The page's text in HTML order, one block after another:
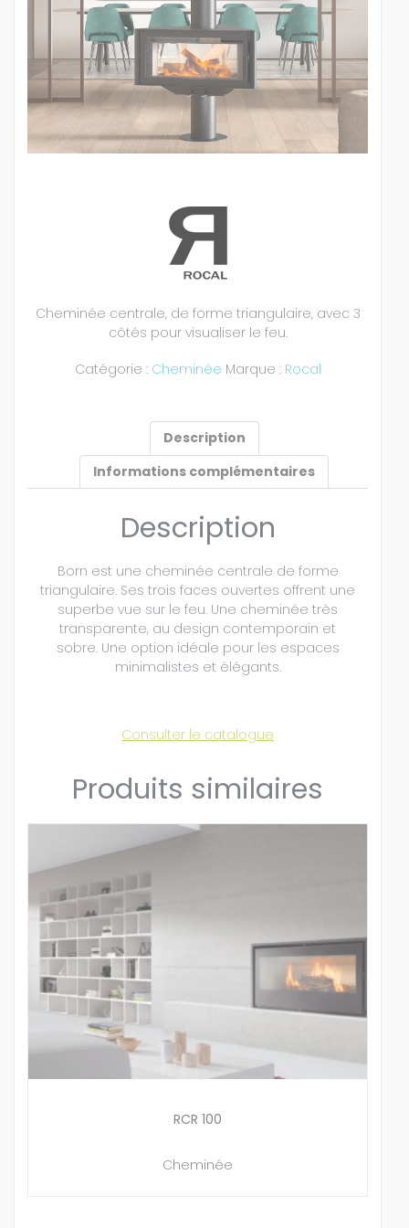
Cheminée centrale, de forme triangulaire, avec 3
côtés pour visualiser le feu.
Catégorie : Cheminée Marque : Rocal
Description
Informations complémentaires
Description
Born est une cheminée centrale de forme
triangulaire. Ses trois faces ouvertes offrent une
superbe vue sur le feu. Une cheminée très
transparente, au design contemporain et
sobre. Une option idéale pour les espaces
minimalistes et élégants.
Consulter le catalogue
Produits similaires
RCR 100
Cheminée